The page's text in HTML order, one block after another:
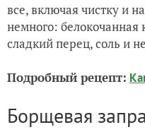
все, включая чистку и
немного: белокочанная
сладкий перец, соль и
Подробный рецепт:
Борщевая